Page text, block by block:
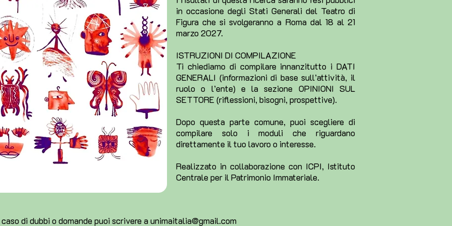
in occasione degli Stati Generali del Teatro di
Figura che si svolgeranno a Roma dal 18 al 21
marzo 2027.
ISTRUZIONI DI COMPILAZIONE
Ti chiediamo di compilare innanzitutto i DATI
GENERALI (informazioni di base sull’attività, il
ruolo o l’ente) e la sezione OPINIONI SUL
SETTORE (riflessioni, bisogni, prospettive).
Dopo questa parte comune, puoi scegliere di
compilare solo i moduli che riguardano
direttamente il tuo lavoro o interesse.
Realizzato in collaborazione con ICPI, Istituto
Centrale per il Patrimonio Immateriale.
di dubbi o domande puoi scrivere aunimaitalia@gmail.com